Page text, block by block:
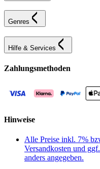
Genres
Hilfe & Services
Zahlungsmethoden
Hinweise
Alle Preise inkl. 7%
Versandkosten und
anders angegeben.